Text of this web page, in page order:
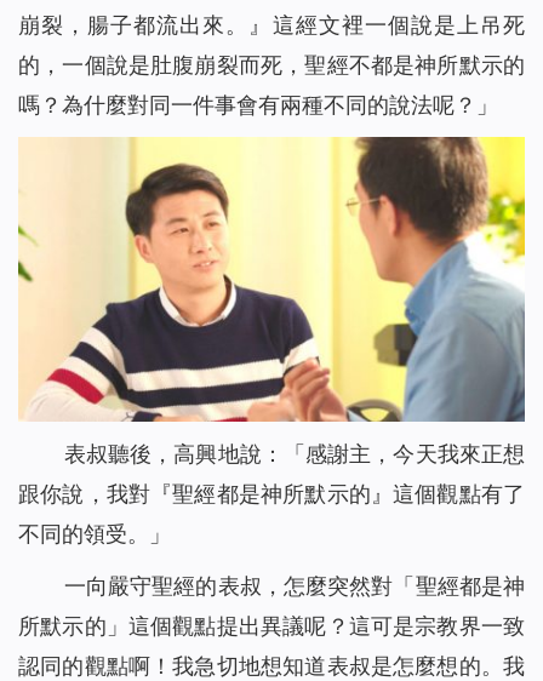
崩裂，腸子都流出來。』這經文裡一個說是上吊死
的，一個說是肚腹崩裂而死，聖經不都是神所默示的
嗎？為什麼對同一件事會有兩種不同的說法呢？」
表叔聽後，高興地說：「感謝主，今天我來正想
跟你說，我對『聖經都是神所默示的』這個觀點有了
不同的領受。」
一向嚴守聖經的表叔，怎麼突然對「聖經都是神
所默示的」這個觀點提出異議呢？這可是宗教界一致
認同的觀點啊！我急切地想知道表叔是怎麼想的。我